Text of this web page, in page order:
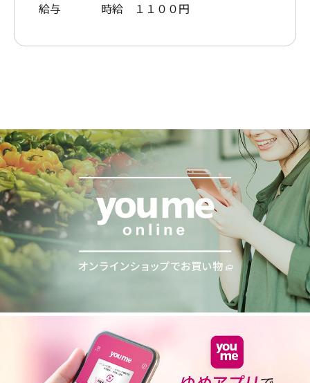
給与
時給 １１００円